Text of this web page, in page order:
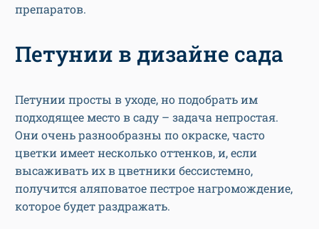
препаратов.
Петунии в дизайне сада
Петунии просты в уходе, но подобрать им
подходящее место в саду – задача непростая.
Они очень разнообразны по окраске, часто
цветки имеет несколько оттенков, и, если
высаживать их в цветники бессистемно,
получится аляповатое пестрое нагромождение,
которое будет раздражать.